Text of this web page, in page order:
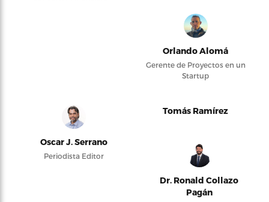
Orlando Alomá
Gerente de Proyectos en un
Startup
Oscar J. Serrano
Periodista Editor
Tomás Ramírez
Dr. Ronald Collazo
Pagán